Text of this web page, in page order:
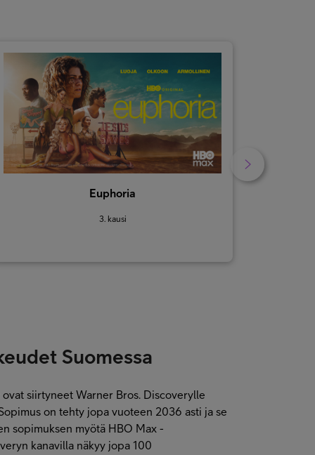
Euphoria
3. kausi
Suomessa
siirtyneet Warner Bros. Discoverylle
on tehty jopa vuoteen 2036 asti ja se
sopimuksen myötä HBO Max -
kanavilla näkyy jopa 100